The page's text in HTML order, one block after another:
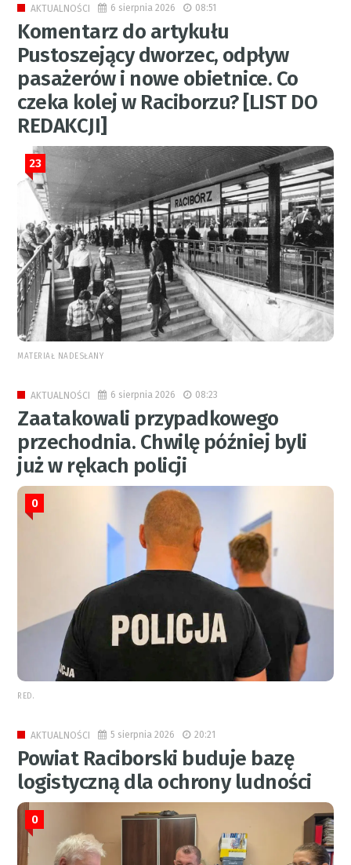
AKTUALNOŚCI 6 sierpnia 2026 08:51
Komentarz do artykułu
Pustoszejący dworzec, odpływ
pasażerów i nowe obietnice. Co
czeka kolej w Raciborzu? [LIST DO
REDAKCJI]
23
MATERIAŁ NADESŁANY
AKTUALNOŚCI 6 sierpnia 2026 08:23
Zaatakowali przypadkowego
przechodnia. Chwilę później byli
już w rękach policji
0
RED.
AKTUALNOŚCI 5 sierpnia 2026 20:21
Powiat Raciborski buduje bazę
logistyczną dla ochrony ludności
0